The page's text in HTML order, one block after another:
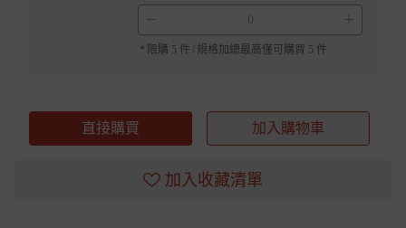
－ ＋
* 限購 5 件 / 規格加總最高僅可購買 5 件
直接購買 加入購物車
加入收藏清單